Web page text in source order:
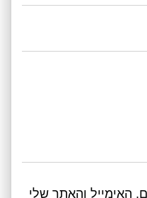
האימייל והאתר שלי